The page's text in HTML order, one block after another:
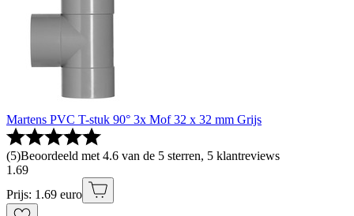
Martens PVC T-stuk 90° 3x Mof 32 x 32 mm Grijs
(5)Beoordeeld met 4.6 van de 5 sterren, 5 klantreviews
1 .69
Prijs: 1.69 euro